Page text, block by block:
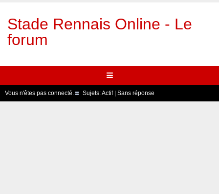
Stade Rennais Online - Le
forum
Vous n'êtes pas connecté. Sujets:Actif| Sans réponse